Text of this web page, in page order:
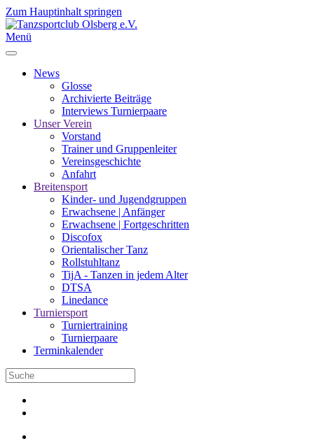
Zum Hauptinhalt springen
Menü
News
Glosse
Archivierte Beiträge
Interviews Turnierpaare
Unser Verein
Vorstand
Trainer und Gruppenleiter
Vereinsgeschichte
Anfahrt
Breitensport
Kinder- und Jugendgruppen
Erwachsene | Anfänger
Erwachsene | Fortgeschritten
Discofox
Orientalischer Tanz
Rollstuhltanz
TijA - Tanzen in jedem Alter
DTSA
Linedance
Turniersport
Turniertraining
Turnierpaare
Terminkalender